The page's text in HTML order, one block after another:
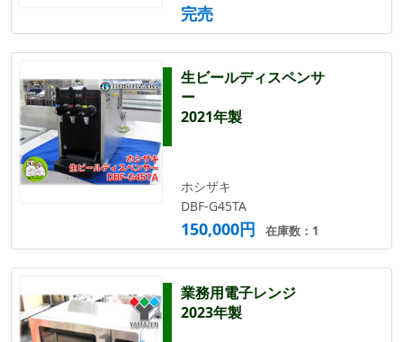
完売
生ビールディスペンサ
ー
2021年製
ホシザキ
DBF-G45TA
150,000円 在庫数：1
業務用電子レンジ
2023年製